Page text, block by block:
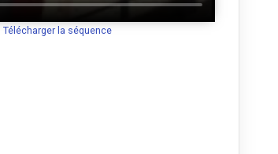
Télécharger la séquence